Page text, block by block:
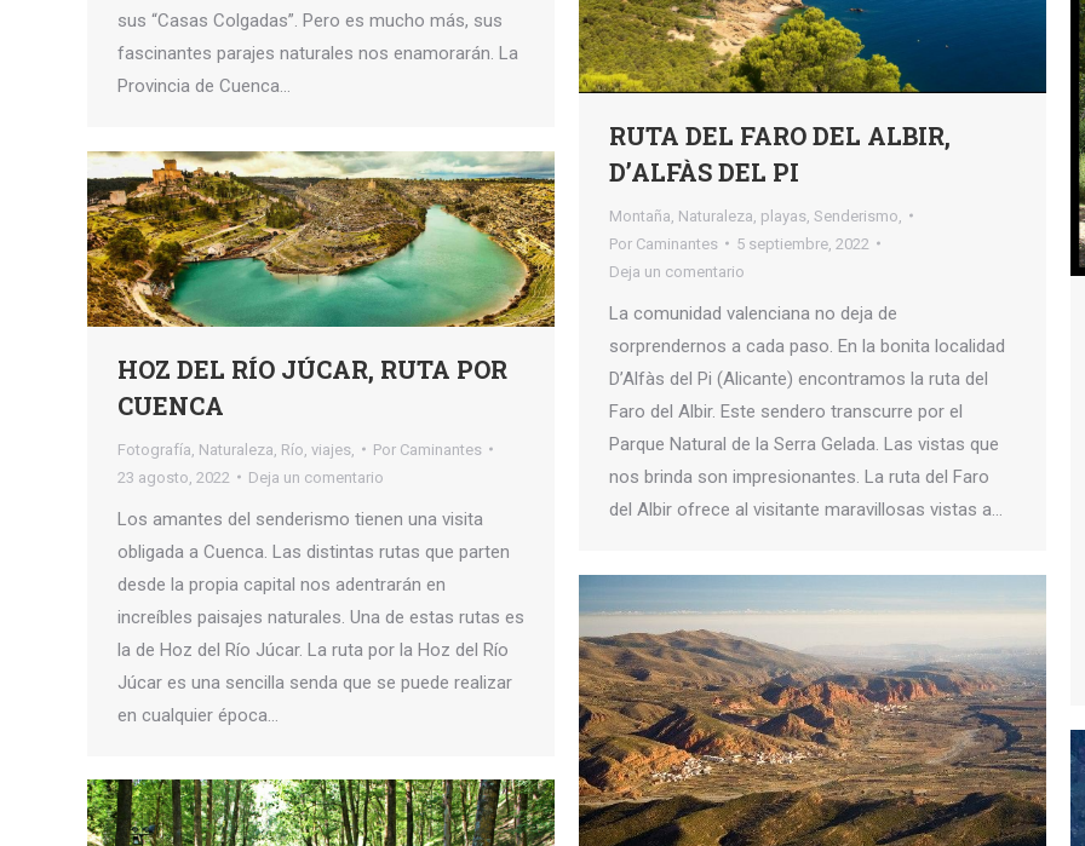
sus “Casas Colgadas”. Pero es mucho más, sus
fascinantes parajes naturales nos enamorarán. La
Provincia de Cuenca…
RUTA DEL FARO DEL ALBIR,
D’ALFÀS DEL PI
Montaña Naturaleza playas Senderismo,
Por Caminantes
5 septiembre, 2022
Deja un comentario
La comunidad valenciana no deja de
sorprendernos a cada paso. En la bonita localidad
D’Alfàs del Pi (Alicante) encontramos la ruta del
Faro del Albir. Este sendero transcurre por el
Parque Natural de la Serra Gelada. Las vistas que
nos brinda son impresionantes. La ruta del Faro
del Albir ofrece al visitante maravillosas vistas a…
HOZ DEL RÍO JÚCAR, RUTA POR
CUENCA
Fotografía Naturaleza Río viajes, Por Caminantes
23 agosto, 2022
Deja un comentario
Los amantes del senderismo tienen una visita
obligada a Cuenca. Las distintas rutas que parten
desde la propia capital nos adentrarán en
increíbles paisajes naturales. Una de estas rutas es
la de Hoz del Río Júcar. La ruta por la Hoz del Río
Júcar es una sencilla senda que se puede realizar
en cualquier época…